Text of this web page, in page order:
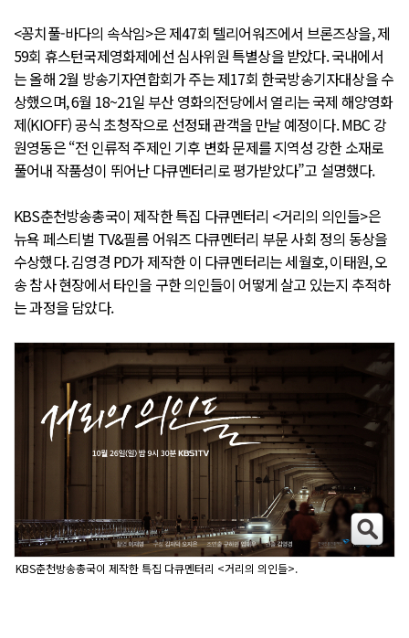
<꽁치풀-바다의 속삭임>은 제47회 텔리어워즈에서 브론즈상을, 제
59회 휴스턴국제영화제에선 심사위원 특별상을 받았다. 국내에서
는 올해 2월 방송기자연합회가 주는 제17회 한국방송기자대상을 수
상했으며, 6월 18~21일 부산 영화의전당에서 열리는 국제 해양영화
제(KIOFF) 공식 초청작으로 선정돼 관객을 만날 예정이다. MBC 강
원영동은 “전 인류적 주제인 기후 변화 문제를 지역성 강한 소재로
풀어내 작품성이 뛰어난 다큐멘터리로 평가받았다”고 설명했다.
KBS춘천방송총국이 제작한 특집 다큐멘터리 <거리의 의인들>은
뉴욕 페스티벌 TV&필름 어워즈 다큐멘터리 부문 사회 정의 동상을
수상했다. 김영경 PD가 제작한 이 다큐멘터리는 세월호, 이태원, 오
송 참사 현장에서 타인을 구한 의인들이 어떻게 살고 있는지 추적하
는 과정을 담았다.
KBS춘천방송총국이 제작한 특집 다큐멘터리 <거리의 의인들>.